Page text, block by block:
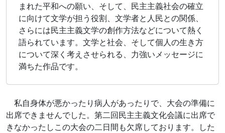
まれた平和への願い、そして、民主主義社会の確立
に向けて文学が担う役割、文学者と人民との関係、
さらには民主主義文学の創作方法などについて熱く
語られています。文学と社会、そして個人の生き方
について深く考えさせられる、力強いメッセージに
満ちた作品です。
私自身体が悪かったり病人があったりで、大会の準備に
出席できませんでした。第二回民主主義文化会議に出席で
きなかったしこの大会の二日間も欠席しております。した